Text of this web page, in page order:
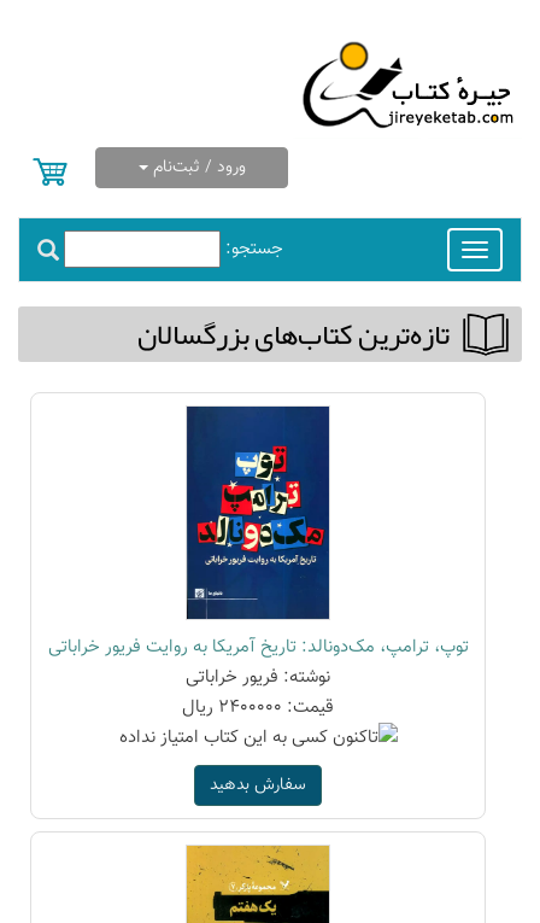
ورود / ثبت‌نام
جستجو:
Toggle
navigation
تازه‌ترین كتاب‌های بزرگسالان
توپ، ترامپ، مک‌دونالد: تاریخ آمریکا به روایت فریور خراباتی
نوشته: فریور خراباتی
قیمت: 2400000 ریال
سفارش بدهید